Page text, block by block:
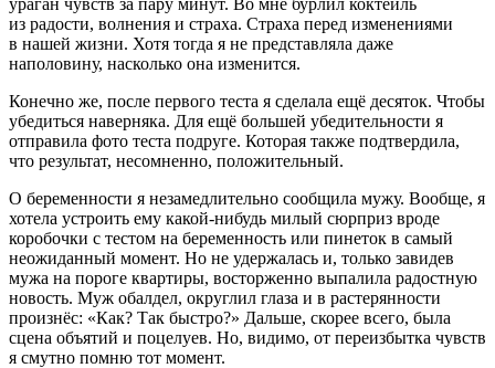
из радости, волнения и страха. Страха перед изменениями
в нашей жизни. Хотя тогда я не представляла даже
наполовину, насколько она изменится.
Конечно же, после первого теста я сделала ещё десяток. Чтобы
убедиться наверняка. Для ещё большей убедительности я
отправила фото теста подруге. Которая также подтвердила,
что результат, несомненно, положительный.
О беременности я незамедлительно сообщила мужу. Вообще, я
хотела устроить ему какой-нибудь милый сюрприз вроде
коробочки с тестом на беременность или пинеток в самый
неожиданный момент. Но не удержалась и, только завидев
мужа на пороге квартиры, восторженно выпалила радостную
новость. Муж обалдел, округлил глаза и в растерянности
произнёс: «Как? Так быстро?» Дальше, скорее всего, была
сцена объятий и поцелуев. Но, видимо, от переизбытка чувств
я смутно помню тот момент.